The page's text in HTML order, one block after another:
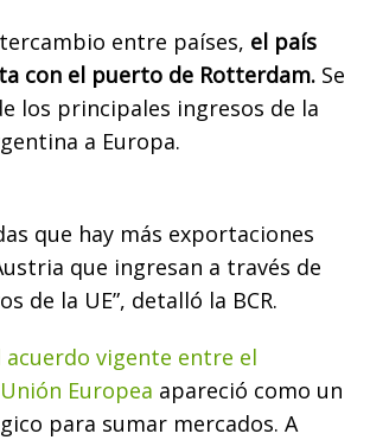
entre países, el país
con el puerto de Rotterdam. Se
los principales ingresos de la
a Europa.
que hay más exportaciones
que ingresan a través de
de la UE”, detalló la BCR.
acuerdo vigente entre el
Europea apareció como un
para sumar mercados. A